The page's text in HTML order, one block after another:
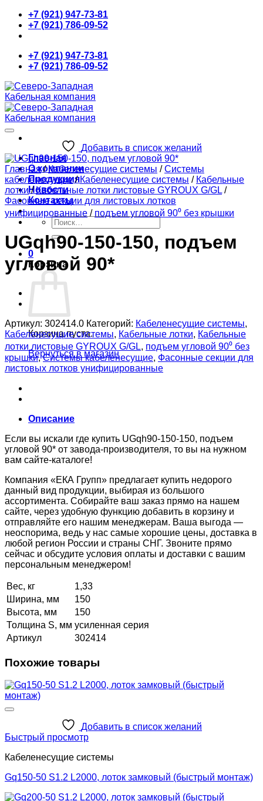
Skip
content
+7 (921) 947-73-81
+7 (921) 786-09-52
+7 (921) 947-73-81
+7 (921) 786-09-52
Главная
О компании
Продукция
Новости
Контакты
Искать:
0
Корзина
Корзина пуста.
Вернуться в магазин
Добавить в список желаний
Главная / Кабеленесущие системы / Системы
кабеленесущие / Кабеленесущие системы / Кабельные
лотки / Кабельные лотки листовые GYROUX G/GL /
Фасонные секции для листовых лотков
унифицированные / подъем угловой 90⁰ без крышки
UGqh90-150-150, подъем
угловой 90*
Артикул: 302414.0 Категорий: Кабеленесущие системы,
Кабеленесущие системы, Кабельные лотки, Кабельные
лотки листовые GYROUX G/GL, подъем угловой 90⁰ без
крышки,Системы кабеленесущие, Фасонные секции для
листовых лотков унифицированные
Описание
Если вы искали где купить UGqh90-150-150, подъем
угловой 90* от завода-производителя, то вы на нужном
вам сайте-каталоге!
Компания «ЕКА Групп» предлагает купить недорого
данный вид продукции, выбирая из большого
ассортимента. Собирайте ваш заказ прямо на нашем
сайте, через удобную функцию добавить в корзину и
отправляйте его нашим менеджерам. Ваша выгода —
неоспорима, ведь у нас самые хорошие цены, доставка в
любой регион России и страны СНГ. Звоните прямо
сейчас и обсудите условия оплаты и доставки с вашим
персональным менеджером!
Вес, кг
1,33
Ширина, мм
150
Высота, мм
150
Толщина S, мм усиленная серия
Артикул
302414
Похожие товары
Добавить в список желаний
Быстрый просмотр
Кабеленесущие системы
Gq150-50 S1.2 L2000, лоток замковый (быстрый монтаж)